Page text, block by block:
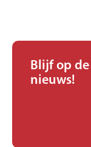
Blijf op
nieuws!